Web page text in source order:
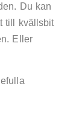
Du kan
till kvällsbit
Eller